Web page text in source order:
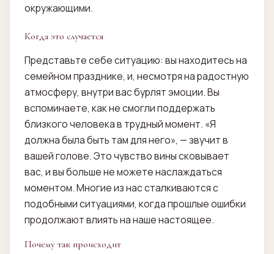
окружающими.
Когда это случается
Представьте себе ситуацию: вы находитесь на
семейном празднике, и, несмотря на радостную
атмосферу, внутри вас бурлят эмоции. Вы
вспоминаете, как не смогли поддержать
близкого человека в трудный момент. «Я
должна была быть там для него», — звучит в
вашей голове. Это чувство вины сковывает
вас, и вы больше не можете наслаждаться
моментом. Многие из нас сталкиваются с
подобными ситуациями, когда прошлые ошибки
продолжают влиять на наше настоящее.
Почему так происходит